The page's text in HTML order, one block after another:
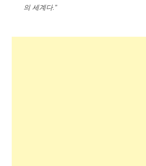
의 세계다.”